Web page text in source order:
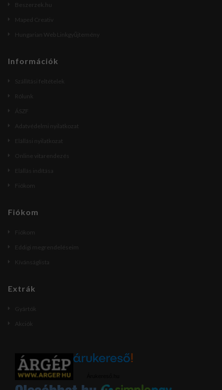
Beszerzek.hu
Maped Creativ
Hungarian Web Linkgyűjtemény
Információk
Szállítási feltételek
Rólunk
ÁSZF
Adatvédelmi nyilatkozat
Elállási nyilatkozat
Online vitarendezés
Elállás indítása
Fiókom
Fiókom
Fiókom
Eddigi megrendeléseim
Kívánságlista
Extrák
Gyártók
Akciók